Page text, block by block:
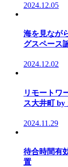
2024.12.05
海を見なが
グスペース
2024.12.02
リモートワ
ス大井町 by
2024.11.29
待合時間有
置